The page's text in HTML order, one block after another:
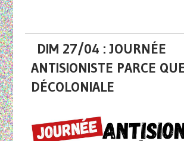
DIM 27/04 : JOURNÉE
ANTISIONISTE PARCE
DÉCOLONIALE